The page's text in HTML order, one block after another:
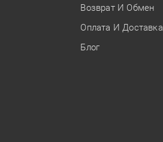
Возврат И Обмен
Оплата И Доставка
Блог